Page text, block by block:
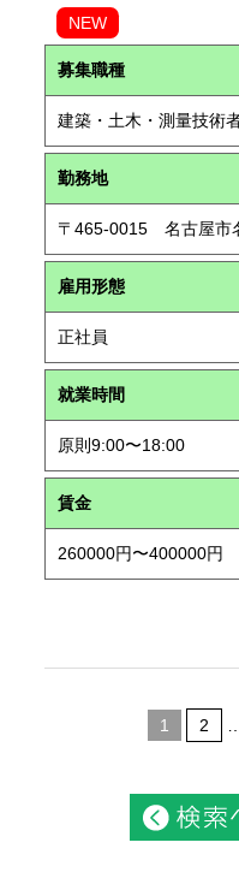
NEW
募集職種
建築・土木・測量技術
勤務地
〒465-0015 名古屋市
雇用形態
正社員
就業時間
原則9:00〜18:00
賃金
260000円〜400000円
1 2